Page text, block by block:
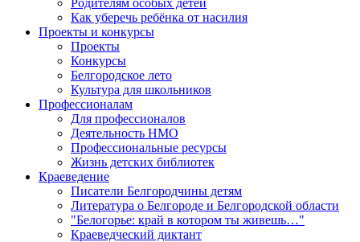
Как уберечь ребёнка от насилия
Проекты и конкурсы
Проекты
Конкурсы
Белгородское лето
Культура для школьников
Профессионалам
Для профессионалов
Деятельность НМО
Профессиональные ресурсы
Жизнь детских библиотек
Краеведение
Писатели Белгородчины детям
Литература о Белгороде и Белгородской области
"Белогорье: край в котором ты живешь…"
Краеведческий диктант